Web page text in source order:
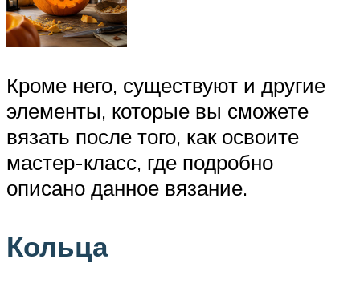
Кроме него, существуют и другие
элементы, которые вы сможете
вязать после того, как освоите
мастер-класс, где подробно
описано данное вязание.
Кольца